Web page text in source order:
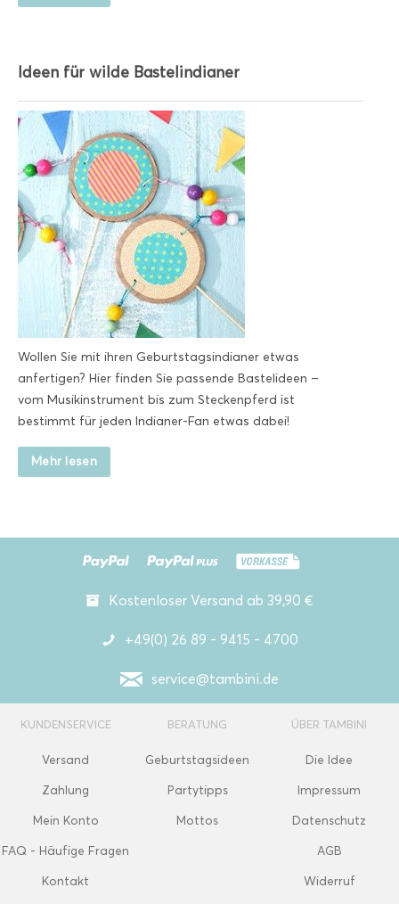
Ideen für wilde Bastelindianer
Wollen Sie mit ihren Geburtstagsindianer etwas
anfertigen? Hier finden Sie passende Bastelideen –
vom Musikinstrument bis zum Steckenpferd ist
bestimmt für jeden Indianer-Fan etwas dabei!
Mehr lesen
Kostenloser Versand ab 39,90 €
+49(0) 26 89 - 9415 - 4700
service@tambini.de
KUNDENSERVICE
Versand
Zahlung
Mein Konto
FAQ - Häufige Fragen
Kontakt
BERATUNG
Geburtstagsideen
Partytipps
Mottos
ÜBER TAMBINI
Die Idee
Impressum
Datenschutz
AGB
Widerruf